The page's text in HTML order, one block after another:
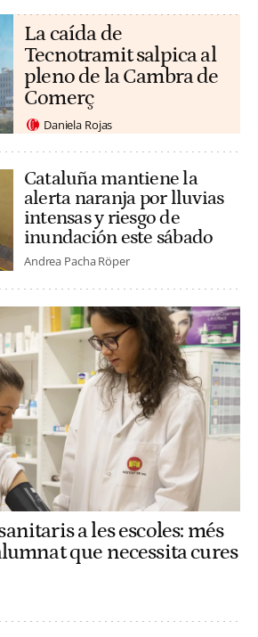
La caída de
Tecnotramit salpica al
pleno de la Cambra de
Comerç
Daniela Rojas
Cataluña mantiene la
alerta naranja por lluvias
intensas y riesgo de
inundación este sábado
Andrea Pacha Röper
a les escoles: més
que necessita cures